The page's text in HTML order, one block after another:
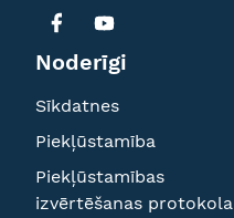
Noderīgi
Sīkdatnes
Piekļūstamība
Piekļūstamības
izvērtēšanas protokola